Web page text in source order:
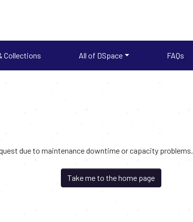
Collections All of DSpace FAQs
due to maintenance downtime or capacity
Take me to the home page